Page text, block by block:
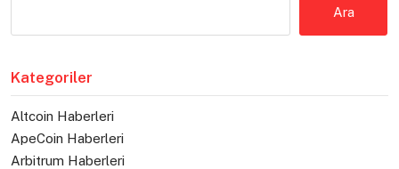
Ara
Kategoriler
Altcoin Haberleri
ApeCoin Haberleri
Arbitrum Haberleri